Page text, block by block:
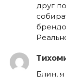
друг
Блин, я